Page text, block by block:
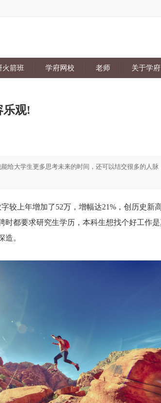
火箭班 学府网校 老师 关于学府
乐观!
给大学生更多思考未来的时间，还可以结交很多的人脉
上年增加了52万，增幅达21%，创历史新
时都要求研究生学历，本科生想找个好工作
造。